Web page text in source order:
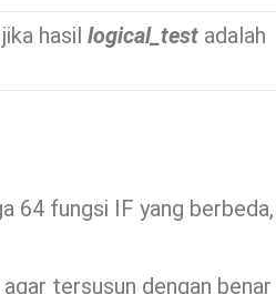
jika hasillogical_test adalah
64 fungsi IF yang berbeda,
tersusun dengan benar